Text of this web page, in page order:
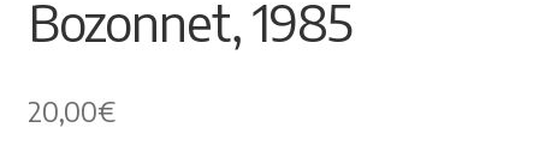
VIEUX PAPIERS
Carte postale
Bozonnet, 1985
20,00€